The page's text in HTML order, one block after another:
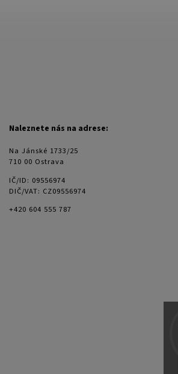
Naleznete nás na adrese:
Na Jánské 1733/25
710 00 Ostrava
IČ/ID: 09556974
DIČ/VAT: CZ09556974
+420 604 555 787